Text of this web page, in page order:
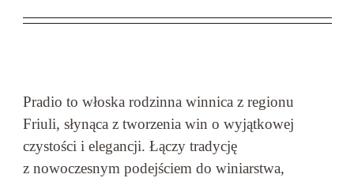
Pradio to włoska rodzinna winnica z regionu
Friuli, słynąca z tworzenia win o wyjątkowej
czystości i elegancji. Łączy tradycję
z nowoczesnym podejściem do winiarstwa,